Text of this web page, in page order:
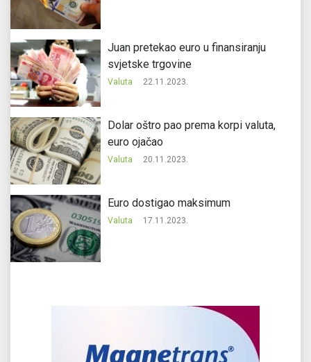
Juan pretekao euro u finansiranju
svjetske trgovine
Valuta 22.11.2023.
Dolar oštro pao prema korpi valuta,
euro ojačao
Valuta 20.11.2023.
Еuro dostigao maksimum
Valuta 17.11.2023.